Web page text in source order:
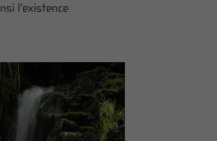
l’existence